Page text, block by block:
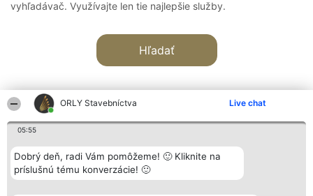
ORLY Stavebníctva Live chat
05:55
Dobrý deň, radi Vám pomôžeme! 🙂 Kliknite na
príslušnú tému konverzácie! 🙂
vyhľadávač. Využívajte len tie najlepšie služby.
Hľadať
Organizátor hodnotenia
Bright Side Solutions sp. z o.
o. sp. k.
Wrocław 50-079
Hodnotenie
Laureáti
Lista
Laureatów
Kontakt
Kontakt